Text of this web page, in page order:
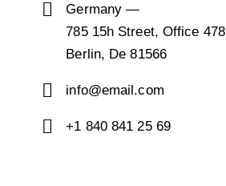
Germany —
785 15h Street, Office 478
Berlin, De 81566
info@email.com
+1 840 841 25 69